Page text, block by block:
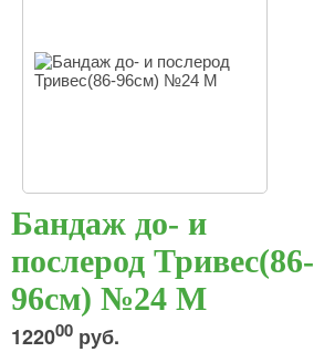
Бандаж до- и
послерод Тривес(86-
96см) №24 М
122000 руб.